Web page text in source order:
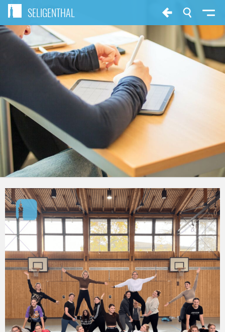
SELIGENTHAL